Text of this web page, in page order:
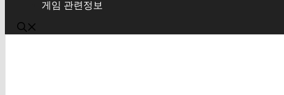
게임 관련정보